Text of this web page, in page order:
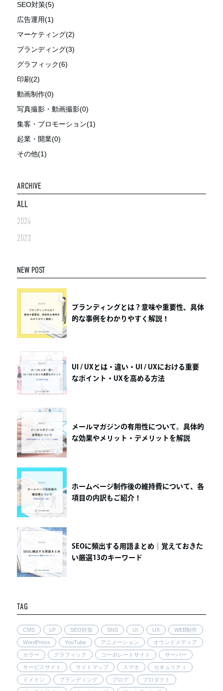
SEO対策(5)
広告運用(1)
マーケティング(2)
ブランディング(3)
グラフィック(6)
印刷(2)
動画制作(0)
写真撮影・動画撮影(0)
集客・プロモーション(1)
起業・開業(0)
その他(1)
ARCHIVE
ALL
2024
2023
NEW POST
ブランディングとは？意味や重要性、具体
的な事例をわかりやすく解説！
UI / UXとは・違い・UI / UXにおける重要
なポイント・UXを高める方法
メールマガジンの有用性について。具体的
な効果やメリット・デメリットを解説
ホームページ制作後の維持費について、各
項目の内訳もご紹介！
SEOに頻出する用語まとめ｜覚えておきた
い厳選13のキーワード
TAG
CMS LP SEO対策 SNS UI UX WEB制作
WordPress YouTube アニメーション オウンドメディア
カラー グラフィック コーポレートサイト サーバー
サービスサイト サイトマップ スマホ セキュリティ
ドメイン ブランディング ブログ プロダクト